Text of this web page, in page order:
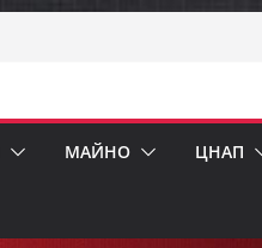
МАЙНО ЦНАП